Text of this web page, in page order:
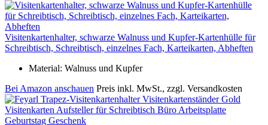
Visitenkartenhalter, schwarze Walnuss und Kupfer-Kartenhülle für
Schreibtisch, Schreibtisch, einzelnes Fach, Karteikarten, Abheften
Material: Walnuss und Kupfer
Bei Amazon anschauen Preis inkl. MwSt., zzgl. Versandkosten